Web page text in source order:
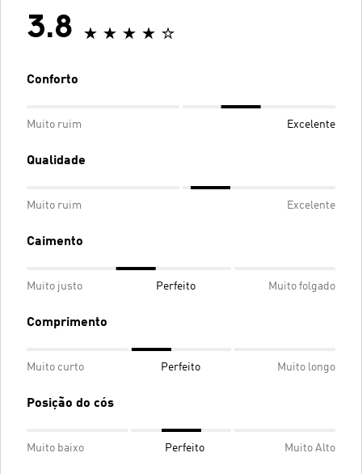
3.8
Conforto
Muito ruim Excelente
Qualidade
Muito ruim Excelente
Caimento
Muito justo Perfeito Muito folgado
Comprimento
Muito curto Perfeito Muito longo
Posição do cós
Muito baixo Perfeito Muito Alto